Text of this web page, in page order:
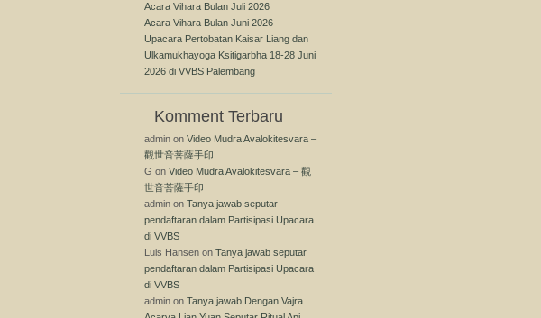
Acara Vihara Bulan Juli 2026
Acara Vihara Bulan Juni 2026
Upacara Pertobatan Kaisar Liang dan
Ulkamukhayoga Ksitigarbha 18-28 Juni
2026 di VVBS Palembang
Komment Terbaru
admin on Video Mudra Avalokitesvara –
觀世音菩薩手印
G on Video Mudra Avalokitesvara – 觀
世音菩薩手印
admin on Tanya jawab seputar
pendaftaran dalam Partisipasi Upacara
di VVBS
Luis Hansen on Tanya jawab seputar
pendaftaran dalam Partisipasi Upacara
di VVBS
admin on Tanya jawab Dengan Vajra